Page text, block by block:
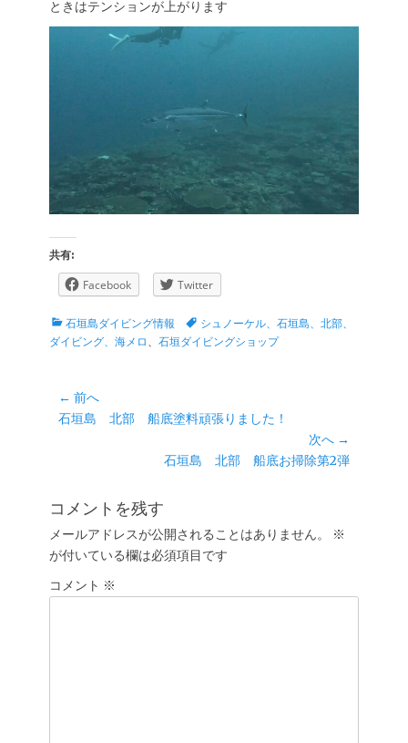
ときはテンションが上がります
共有:
Facebook Twitter
カ
テ
石垣島ダイビング情報
タ
グ
シュノーケル、石垣島、北部、
ダイビング、海メロ
石垣ダイビングショップ
投
稿
ー
シ
ョ
ン
← 前へ
前
石垣島 北部 船底塗料頑張りました！
次へ →
投
石垣島 北部 船底お掃除第2弾
コメントを残す
メールアドレスが公開されることはありません。
※
が付いている欄は必須項目です
コメント ※